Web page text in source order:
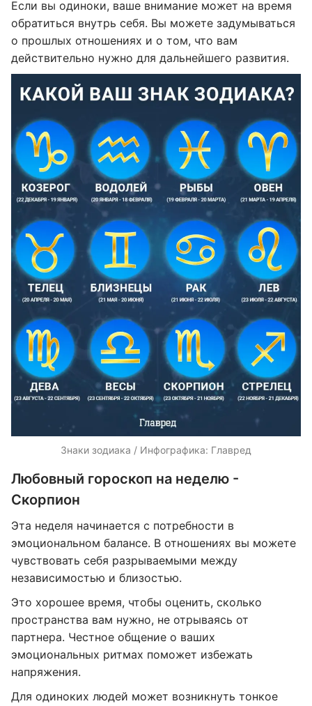
Если вы одиноки, ваше внимание может на время
обратиться внутрь себя. Вы можете задумываться
о прошлых отношениях и о том, что вам
действительно нужно для дальнейшего развития.
Знаки зодиака / Инфографика: Главред
Любовный гороскоп на неделю -
Скорпион
Эта неделя начинается с потребности в
эмоциональном балансе. В отношениях вы можете
чувствовать себя разрываемыми между
независимостью и близостью.
Это хорошее время, чтобы оценить, сколько
пространства вам нужно, не отрываясь от
партнера. Честное общение о ваших
эмоциональных ритмах поможет избежать
напряжения.
Для одиноких людей может возникнуть тонкое